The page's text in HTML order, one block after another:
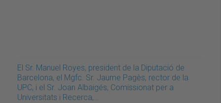
El Sr. Manuel Royes, president de la Diputació de
Barcelona, el Mgfc. Sr. Jaume Pagès, rector de la
UPC, i el Sr. Joan Albaigés, Comissionat per a
Universitats i Recerca,…